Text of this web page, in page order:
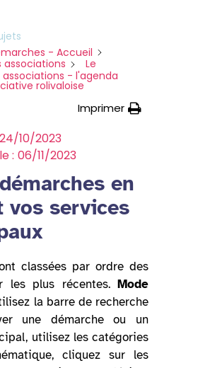
- Accueil
Le
- l'agenda
rolivaloise
Imprimer
24/10/2023
: 06/11/2023
en
vos services
classées par ordre des
les plus récentes. Mode
la barre de recherche
une démarche ou un
utilisez les catégories
cliquez sur les